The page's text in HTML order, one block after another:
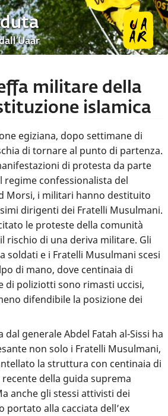
militare della
islamica
egiziana, dopo settimane di
di tornare al punto di partenza.
di protesta da parte
confessionalista del
Morsi, i militari hanno destituito
dirigenti dei Fratelli Musulmani.
le proteste della comunità
rischio di una deriva militare. Gli
soldati e i Fratelli Musulmani scesi
di mano, dove centinaia di
di poliziotti sono rimasti uccisi,
difendibile la posizione dei
generale Abdel Fatah al-Sissi ha
non solo i Fratelli Musulmani,
la struttura con centinaia di
della guida suprema
anche gli stessi attivisti dei
portato alla cacciata dell’ex